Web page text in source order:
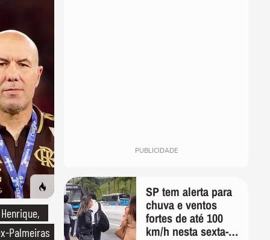
Palmeiras
PUBLICIDADE
SP tem alerta para
chuva e ventos
fortes de até 100
km/h nesta sexta-